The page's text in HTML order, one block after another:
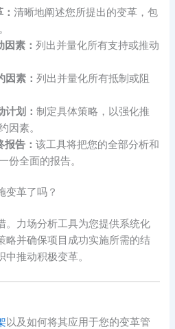
：清晰地阐述您所提出的变革，包
因素：列出并量化所有支持或推动
因素：列出并量化所有抵制或阻
计划：制定具体策略，以强化推
因素。
报告：该工具将把您的全部分析和
份全面的报告。
变革了吗？
。力场分析工具为您提供系统化
略并确保项目成功实施所需的结
推动积极变革。
以及如何将其应用于您的变革管